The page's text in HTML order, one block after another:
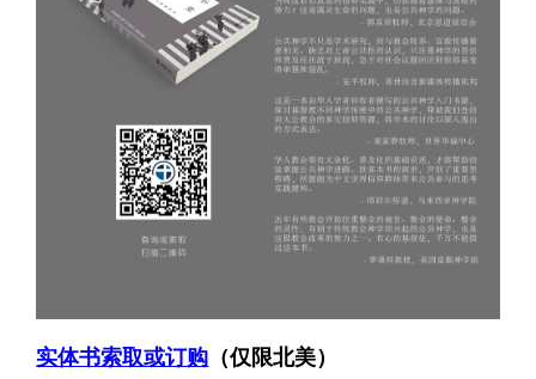
实体书索取或订购 （仅限北美）